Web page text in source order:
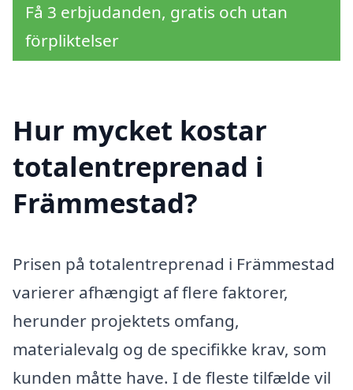
Få 3 erbjudanden, gratis och utan
förpliktelser
Hur mycket kostar
totalentreprenad i
Främmestad?
Prisen på totalentreprenad i Främmestad
varierer afhængigt af flere faktorer,
herunder projektets omfang,
materialevalg og de specifikke krav, som
kunden måtte have. I de fleste tilfælde vil